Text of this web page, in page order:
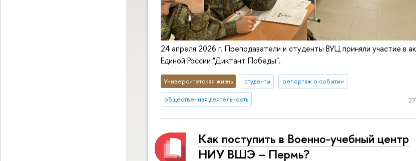
24 апреля 2026 г. Преподаватели и студенты ВУЦ приняли участие в
Единой России "Диктант Победы".
Университетская жизнь студенты репортаж о событии
общественная деятельность
Как поступить в Военно-учебный центр
НИУ ВШЭ – Пермь?